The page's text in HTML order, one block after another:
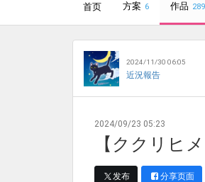
首页 方案 6 作品 289
2024/11/30 06:05
近況報告
2024/09/23 05:23
【ククリヒ
发布 分享页面